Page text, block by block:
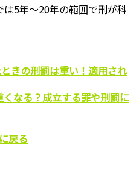
は5年～20年の範囲で刑が科
きの刑罰は重い！適用され
なる？成立する罪や刑罰に
戻る